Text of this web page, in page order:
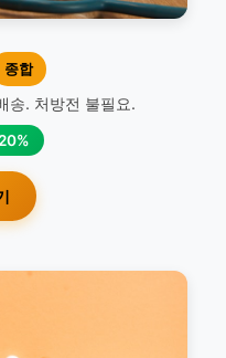
종합
송. 처방전 불필요.